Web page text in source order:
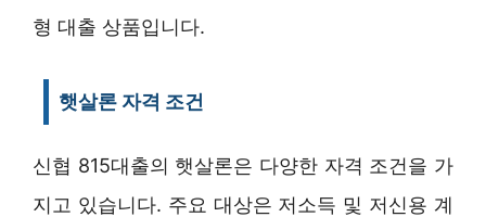
형 대출 상품입니다.
햇살론 자격 조건
신협 815대출의 햇살론은 다양한 자격 조건을 가
지고 있습니다. 주요 대상은 저소득 및 저신용 계